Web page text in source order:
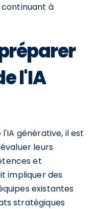
à
l'IA
générative, il est
leurs
et
impliquer des
existantes
stratégiques